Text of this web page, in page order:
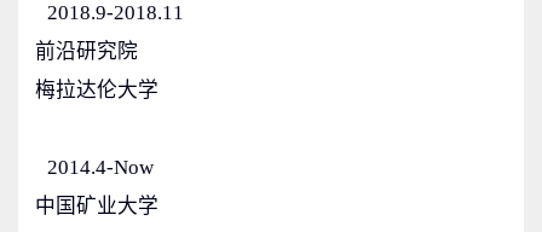
2018.9-2018.11
前沿研究院
梅拉达伦大学
2014.4-Now
中国矿业大学